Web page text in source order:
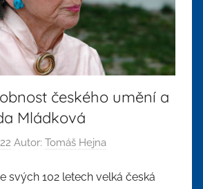
českého umění a
Mládková
Autor: Tomáš Hejna
svých 102 letech velká česká